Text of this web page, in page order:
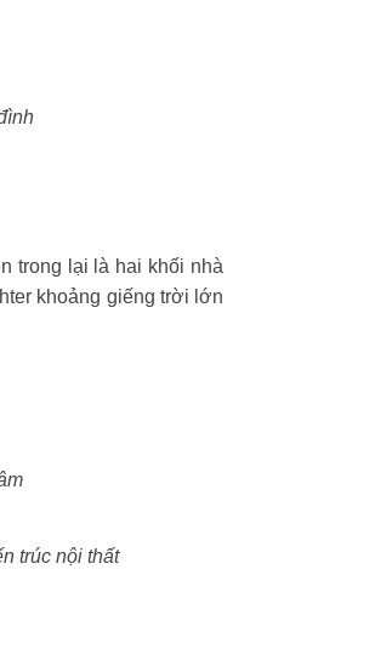
trong lại là hai khối nhà
khoảng giếng trời lớn
trúc nội thất